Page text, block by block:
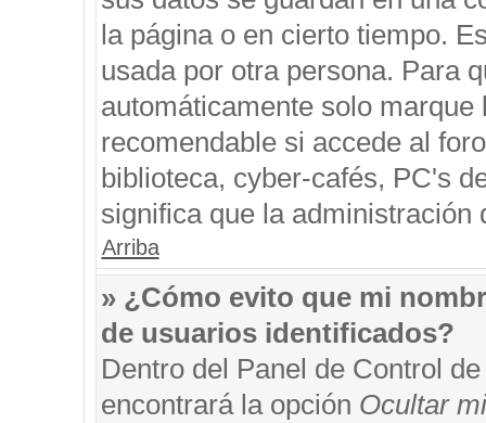
la página o en cierto tiempo.
usada por otra persona. Para
automáticamente solo
recomendable si accede al
biblioteca, cyber-cafés, PC's
significa que la administración
Arriba
» ¿Cómo evito que mi
de usuarios identificados?
Dentro del Panel de Control
encontrará la opción Ocultar